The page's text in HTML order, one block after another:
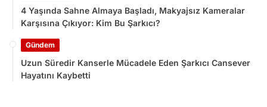
4 Yaşında Sahne Almaya Başladı, Makyajsız Kameralar
Karşısına Çıkıyor: Kim Bu Şarkıcı?
Gündem
Uzun Süredir Kanserle Mücadele Eden Şarkıcı Cansever
Hayatını Kaybetti